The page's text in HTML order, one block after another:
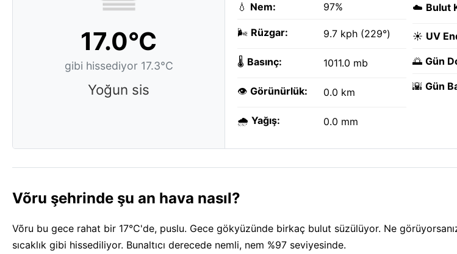
17.0°C
gibi hissediyor 17.3°C
Yoğun sis
💧 Nem: 97%
🌬️ Rüzgar: 9.7 kph (229°)
🌡️ Basınç: 1011.0 mb
👁️ Görünürlük: 0.0 km
🌧️ Yağış: 0.0 mm
☁️ Bulut
☀️ UV
🌅 Gün
🌇 Gün
Võru şehrinde şu an hava nasıl?
Võru bu gece rahat bir 17°C'de, puslu. Gece gökyüzünde birkaç bulut süzülüyor. Ne
sıcaklık gibi hissediliyor. Bunaltıcı derecede nemli, nem %97 seviyesinde.